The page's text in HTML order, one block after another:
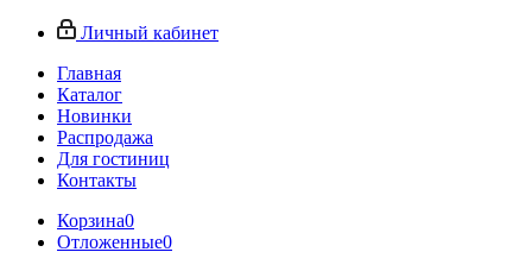
Личный кабинет
Главная
Каталог
Новинки
Распродажа
Для гостиниц
Контакты
Корзина0
Отложенные0